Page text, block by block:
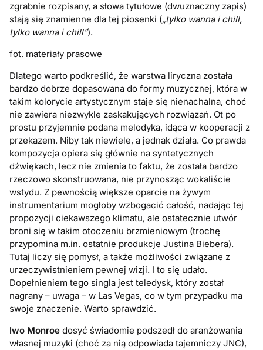
zgrabnie rozpisany, a słowa tytułowe (dwuznaczny zapis)
stają się znamienne dla tej piosenki („tylko wanna i chill,
tylko wanna i chill”).
fot. materiały prasowe
Dlatego warto podkreślić, że warstwa liryczna została
bardzo dobrze dopasowana do formy muzycznej, która w
takim kolorycie artystycznym staje się nienachalna, choć
nie zawiera niezwykle zaskakujących rozwiązań. Ot po
prostu przyjemnie podana melodyka, idąca w kooperacji z
przekazem. Niby tak niewiele, a jednak działa. Co prawda
kompozycja opiera się głównie na syntetycznych
dźwiękach, lecz nie zmienia to faktu, że została bardzo
rzeczowo skonstruowana, nie przynosząc wokaliście
wstydu. Z pewnością większe oparcie na żywym
instrumentarium mogłoby wzbogacić całość, nadając tej
propozycji ciekawszego klimatu, ale ostatecznie utwór
broni się w takim otoczeniu brzmieniowym (trochę
przypomina m.in. ostatnie produkcje Justina Biebera).
Tutaj liczy się pomysł, a także możliwości związane z
urzeczywistnieniem pewnej wizji. I to się udało.
Dopełnieniem tego singla jest teledysk, który został
nagrany – uwaga – w Las Vegas, co w tym przypadku ma
swoje znaczenie. Warto sprawdzić.
Iwo Monroe dosyć świadomie podszedł do aranżowania
własnej muzyki (choć za nią odpowiada tajemniczy JNC),